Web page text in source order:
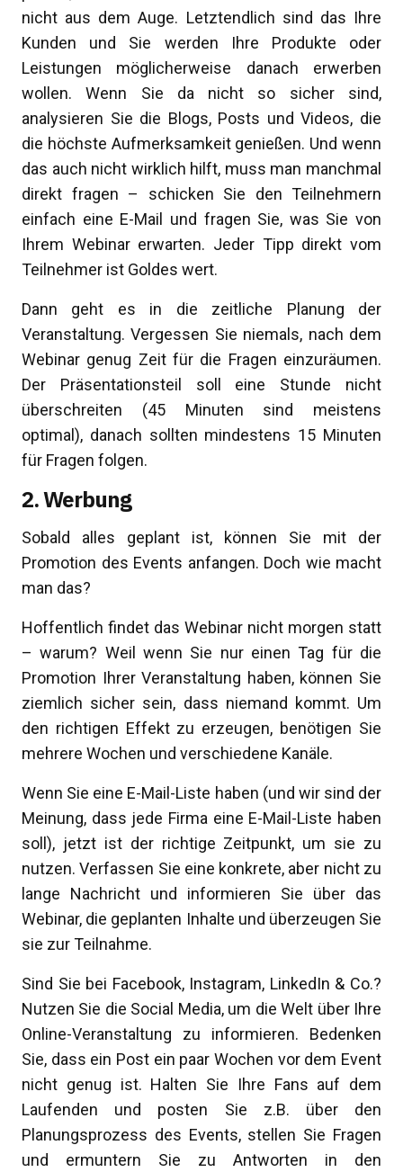
nicht aus dem Auge. Letztendlich sind das Ihre
Kunden und Sie werden Ihre Produkte oder
Leistungen möglicherweise danach erwerben
wollen. Wenn Sie da nicht so sicher sind,
analysieren Sie die Blogs, Posts und Videos, die
die höchste Aufmerksamkeit genießen. Und wenn
das auch nicht wirklich hilft, muss man manchmal
direkt fragen – schicken Sie den Teilnehmern
einfach eine E-Mail und fragen Sie, was Sie von
Ihrem Webinar erwarten. Jeder Tipp direkt vom
Teilnehmer ist Goldes wert.
Dann geht es in die zeitliche Planung der
Veranstaltung. Vergessen Sie niemals, nach dem
Webinar genug Zeit für die Fragen einzuräumen.
Der Präsentationsteil soll eine Stunde nicht
überschreiten (45 Minuten sind meistens
optimal), danach sollten mindestens 15 Minuten
für Fragen folgen.
2. Werbung
Sobald alles geplant ist, können Sie mit der
Promotion des Events anfangen. Doch wie macht
man das?
Hoffentlich findet das Webinar nicht morgen statt
– warum? Weil wenn Sie nur einen Tag für die
Promotion Ihrer Veranstaltung haben, können Sie
ziemlich sicher sein, dass niemand kommt. Um
den richtigen Effekt zu erzeugen, benötigen Sie
mehrere Wochen und verschiedene Kanäle.
Wenn Sie eine E-Mail-Liste haben (und wir sind der
Meinung, dass jede Firma eine E-Mail-Liste haben
soll), jetzt ist der richtige Zeitpunkt, um sie zu
nutzen. Verfassen Sie eine konkrete, aber nicht zu
lange Nachricht und informieren Sie über das
Webinar, die geplanten Inhalte und überzeugen Sie
sie zur Teilnahme.
Sind Sie bei Facebook, Instagram, LinkedIn & Co.?
Nutzen Sie die Social Media, um die Welt über Ihre
Online-Veranstaltung zu informieren. Bedenken
Sie, dass ein Post ein paar Wochen vor dem Event
nicht genug ist. Halten Sie Ihre Fans auf dem
Laufenden und posten Sie z.B. über den
Planungsprozess des Events, stellen Sie Fragen
und ermuntern Sie zu Antworten in den